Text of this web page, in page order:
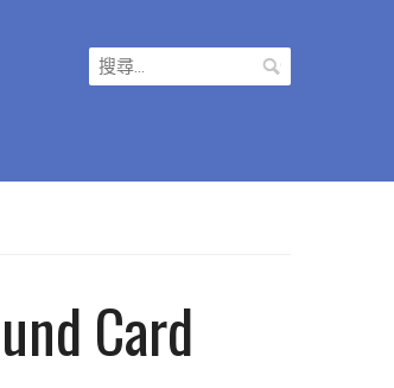
搜
尋
Card